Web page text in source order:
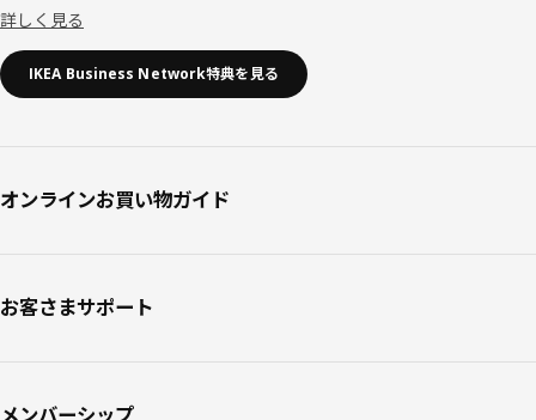
詳しく見る
IKEA Business Network特典を見る
オンラインお買い物ガイド
お客さまサポート